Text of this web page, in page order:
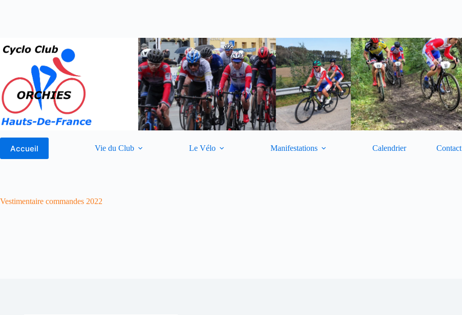
Accueil Vie du Club Le Vélo Manifestations Calendrier Contact
Vestimentaire commandes 2022